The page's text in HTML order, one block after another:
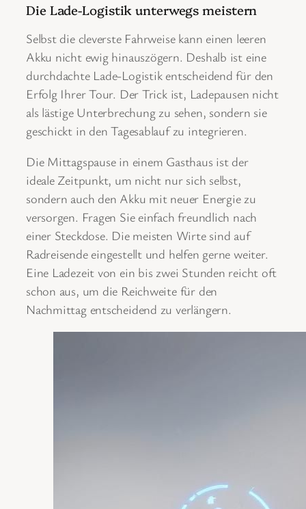
Die Lade-Logistik unterwegs meistern
Selbst die cleverste Fahrweise kann einen leeren
Akku nicht ewig hinauszögern. Deshalb ist eine
durchdachte Lade-Logistik entscheidend für den
Erfolg Ihrer Tour. Der Trick ist, Ladepausen nicht
als lästige Unterbrechung zu sehen, sondern sie
geschickt in den Tagesablauf zu integrieren.
Die Mittagspause in einem Gasthaus ist der
ideale Zeitpunkt, um nicht nur sich selbst,
sondern auch den Akku mit neuer Energie zu
versorgen. Fragen Sie einfach freundlich nach
einer Steckdose. Die meisten Wirte sind auf
Radreisende eingestellt und helfen gerne weiter.
Eine Ladezeit von ein bis zwei Stunden reicht oft
schon aus, um die Reichweite für den
Nachmittag entscheidend zu verlängern.